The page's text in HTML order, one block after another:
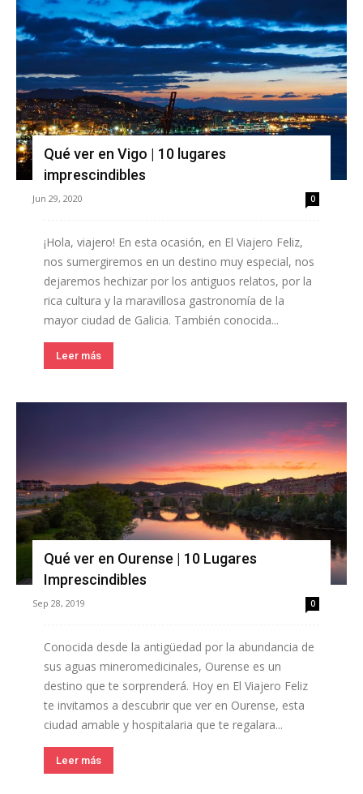
Qué ver en Vigo | 10 lugares
imprescindibles
Jun 29, 2020 0
¡Hola, viajero! En esta ocasión, en El Viajero Feliz,
nos sumergiremos en un destino muy especial, nos
dejaremos hechizar por los antiguos relatos, por la
rica cultura y la maravillosa gastronomía de la
mayor ciudad de Galicia. También conocida...
Leer más
Qué ver en Ourense | 10 Lugares
Imprescindibles
Sep 28, 2019 0
Conocida desde la antigüedad por la abundancia de
sus aguas mineromedicinales, Ourense es un
destino que te sorprenderá. Hoy en El Viajero Feliz
te invitamos a descubrir que ver en Ourense, esta
ciudad amable y hospitalaria que te regalara...
Leer más